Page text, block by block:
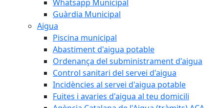
Whatsapp Municipal
Guàrdia Municipal
Aigua
Piscina municipal
Abastiment d'aigua potable
Ordenança del subministrament d'aigua
Control sanitari del servei d'aigua
Incidències al servei d'aigua potable
Fuites i avaries d'aigua al teu domicili